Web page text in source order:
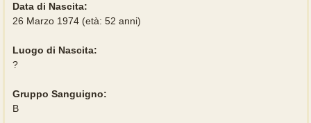
Data di Nascita:
26 Marzo 1974 (età: 52 anni)
Luogo di Nascita:
?
Gruppo Sanguigno:
B